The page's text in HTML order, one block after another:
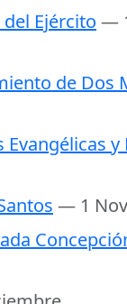
Ejército —
de Dos
Evangélicas
— 1